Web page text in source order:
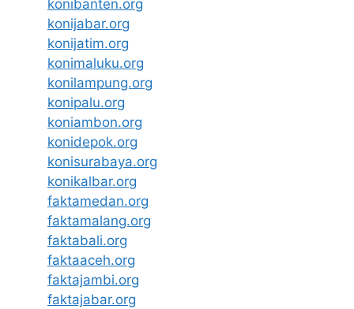
konibanten.org
konijabar.org
konijatim.org
konimaluku.org
konilampung.org
konipalu.org
koniambon.org
konidepok.org
konisurabaya.org
konikalbar.org
faktamedan.org
faktamalang.org
faktabali.org
faktaaceh.org
faktajambi.org
faktajabar.org